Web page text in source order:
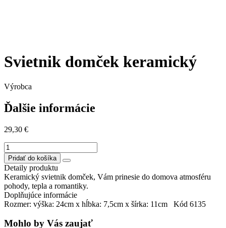
Svietnik domček keramický
Výrobca
Ďalšie informácie
29,30 €
množstvo
Svietnik
domček
keramický
Pridať do košíka
Detaily produktu
Keramický svietnik domček, Vám prinesie do domova atmosféru
pohody, tepla a romantiky.
Doplňujúce informácie
Rozmer: výška: 24cm x hĺbka: 7,5cm x šírka: 11cm Kód 6135
Mohlo by Vás zaujať